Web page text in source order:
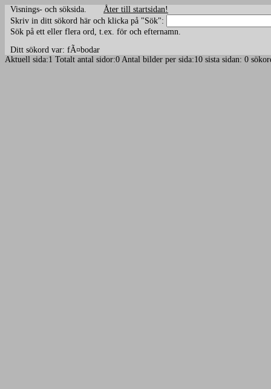
Visnings- och söksida. Åter till startsidan!
Skriv in ditt sökord här och klicka på "Sök":
Sök på ett eller flera ord, t.ex. för och efternamn.
Ditt sökord var: fÃ¤bodar
Aktuell sida:1 Totalt antal sidor:0 Antal bilder per sida:10 sista sidan: 0